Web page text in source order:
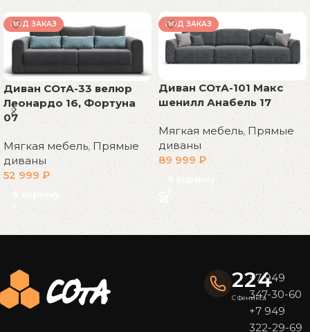
ПОД ЗАКАЗ
Диван СОтА-33 велюр
Леонардо 16, Фортуна
07
Мягкая мебель,Прямые
диваны
52 999₽
В корзину
ПОД ЗАКАЗ
Диван СОтА-101 Макс
шенилл Анабель 17
Мягкая мебель,Прямые
диваны
89 999₽
В корзину
Read More
224
С Феникса
+7 949
347-30-60
+7 949
322-29-69